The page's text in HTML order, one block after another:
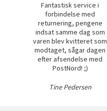
Fantastisk service i
forbindelse med
returnering, pengene
indsat samme dag som
varen blev kvitteret som
modtaget, sågar dagen
efter afsendelse med
PostNord! ;)
Tine Pedersen